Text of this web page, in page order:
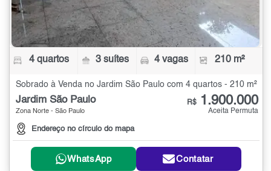
4 quartos 3 suítes 4 vagas 210 m²
Sobrado à Venda no Jardim São Paulo com 4 quartos - 210 m²
Jardim São Paulo
Zona Norte - São Paulo
Endereço no círculo do mapa
R$ 1.900.000
Aceita Permuta
WhatsApp Contatar